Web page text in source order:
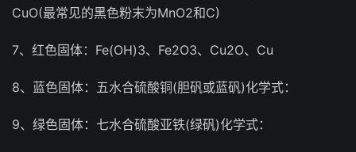
CuO(最常见的黑色粉末为MnO2和C)
7、红色固体：Fe(OH)3、Fe2O3、Cu2O、Cu
8、蓝色固体：五水合硫酸铜(胆矾或蓝矾)化学式：
9、绿色固体：七水合硫酸亚铁(绿矾)化学式：